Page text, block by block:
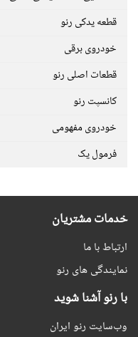
قطعه یدکی رنو
خودروی برقی
قطعات اصلی رنو
کانسپت رنو
خودروی مفهومی
فرمول یک
خدمات مشتریان
ارتباط با ما
نمایندگی های رنو
با رنو آشنا شوید
وب‌سایت رنو ایران